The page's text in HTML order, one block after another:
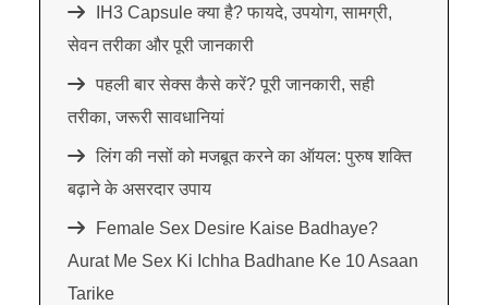
IH3 Capsule क्या है? फायदे, उपयोग, सामग्री,
सेवन तरीका और पूरी जानकारी
पहली बार सेक्स कैसे करें? पूरी जानकारी, सही
तरीका, जरूरी सावधानियां
लिंग की नसों को मजबूत करने का ऑयल: पुरुष शक्ति
बढ़ाने के असरदार उपाय
Female Sex Desire Kaise Badhaye?
Aurat Me Sex Ki Ichha Badhane Ke 10 Asaan
Tarike